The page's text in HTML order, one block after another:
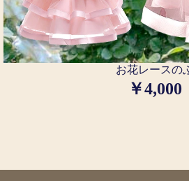
お花レースの
￥4,000